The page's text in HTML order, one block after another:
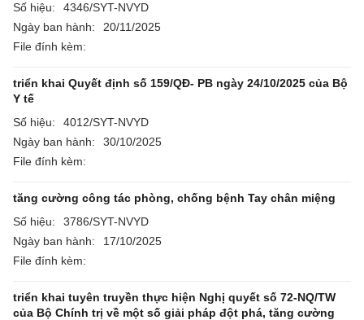
Số hiệu:
4346/SYT-NVYD
Ngày ban hành:
20/11/2025
File đính kèm:
triển khai Quyết định số 159/QĐ- PB ngày 24/10/2025 của Bộ
Y tế
Số hiệu:
4012/SYT-NVYD
Ngày ban hành:
30/10/2025
File đính kèm:
tăng cường công tác phòng, chống bệnh Tay chân miệng
Số hiệu:
3786/SYT-NVYD
Ngày ban hành:
17/10/2025
File đính kèm:
triển khai tuyên truyền thực hiện Nghị quyết số 72-NQ/TW
của Bộ Chính trị về một số giải pháp đột phá, tăng cường